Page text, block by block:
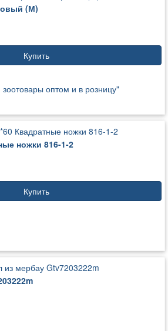
(М)
Купить
оптом и в розницу"
ножки 816-1-2
Купить